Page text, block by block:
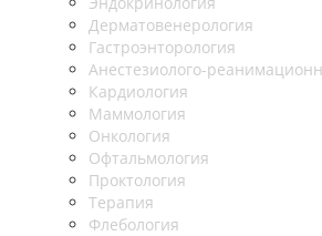
Дерматовенерология
Гастроэнторология
Анестезиолого-
Кардиология
Маммология
Онкология
Офтальмология
Проктология
Терапия
Флебология